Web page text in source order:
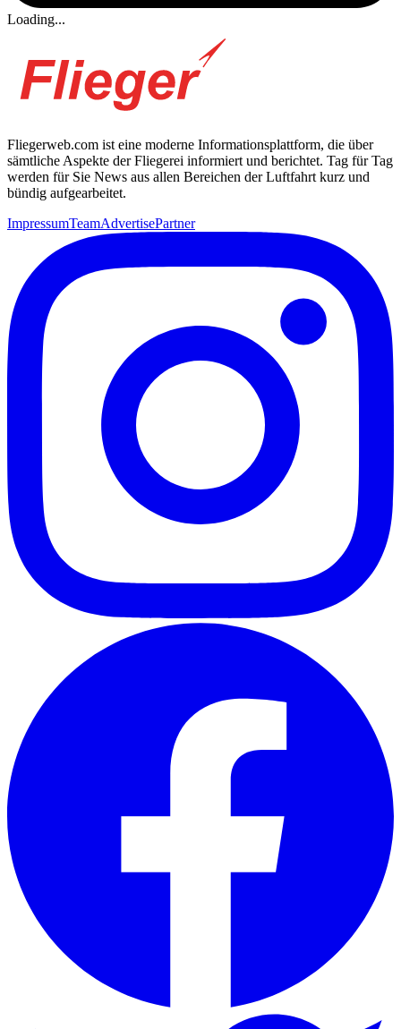
Loading...
Fliegerweb.com ist eine moderne Informationsplattform, die über
sämtliche Aspekte der Fliegerei informiert und berichtet. Tag für Tag
werden für Sie News aus allen Bereichen der Luftfahrt kurz und
bündig aufgearbeitet.
ImpressumTeamAdvertisePartner